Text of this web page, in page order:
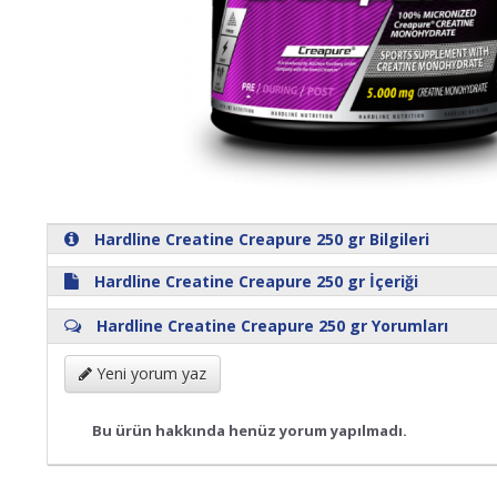
Hardline Creatine Creapure 250 gr Bilgileri
Hardline Creatine Creapure 250 gr İçeriği
Hardline Creatine Creapure 250 gr Yorumları
Yeni yorum yaz
Bu ürün hakkında henüz yorum yapılmadı.